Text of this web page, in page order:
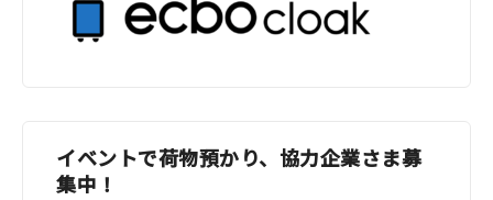
イベントで荷物預かり、協力企業さま募
集中！